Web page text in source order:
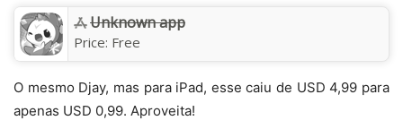
Unknown app
Price: Free
O mesmo Djay, mas para iPad, esse caiu de USD 4,99 para
apenas USD 0,99. Aproveita!